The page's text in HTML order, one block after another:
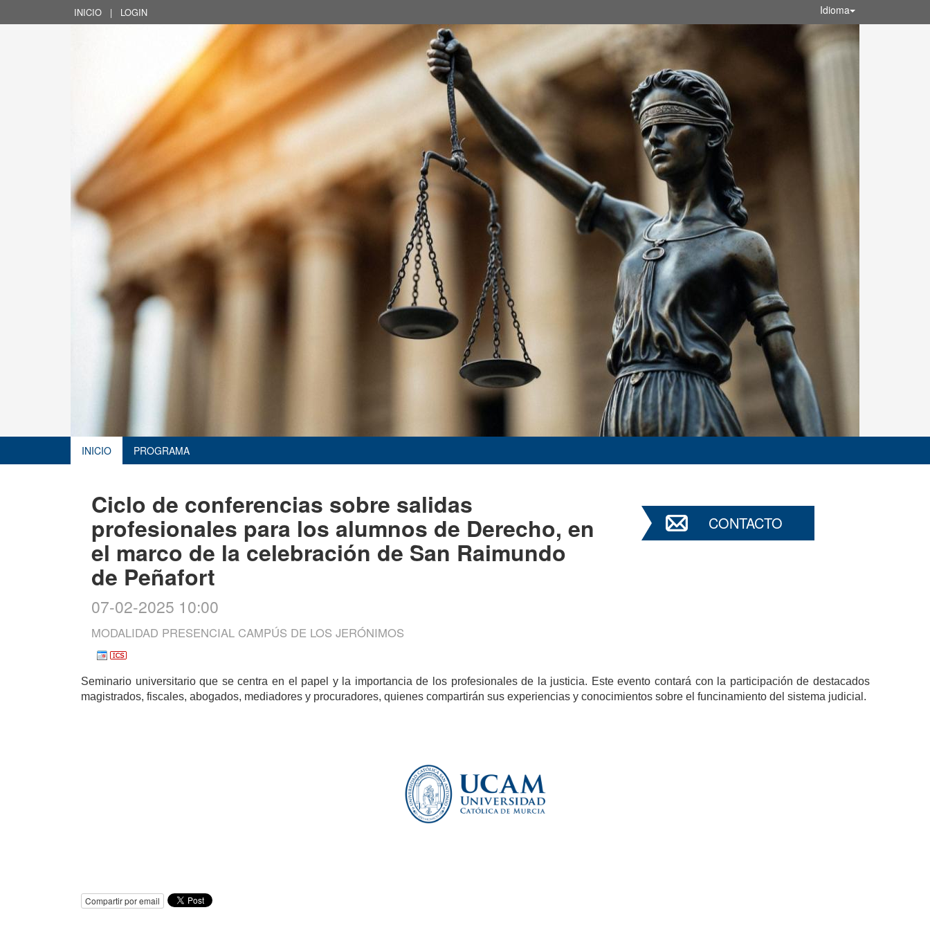
INICIO | LOGIN Idioma
INICIO PROGRAMA
Ciclo de conferencias sobre salidas
profesionales para los alumnos de Derecho, en
el marco de la celebración de San Raimundo
de Peñafort
07-02-2025 10:00
MODALIDAD PRESENCIAL CAMPÚS DE LOS JERÓNIMOS
CONTACTO
Seminario universitario que se centra en el papel y la importancia de los profesionales de la justicia. Este evento contará con la participación de destacados
magistrados, fiscales, abogados, mediadores y procuradores, quienes compartirán sus experiencias y conocimientos sobre el funcinamiento del sistema judicial.
Compartir por email